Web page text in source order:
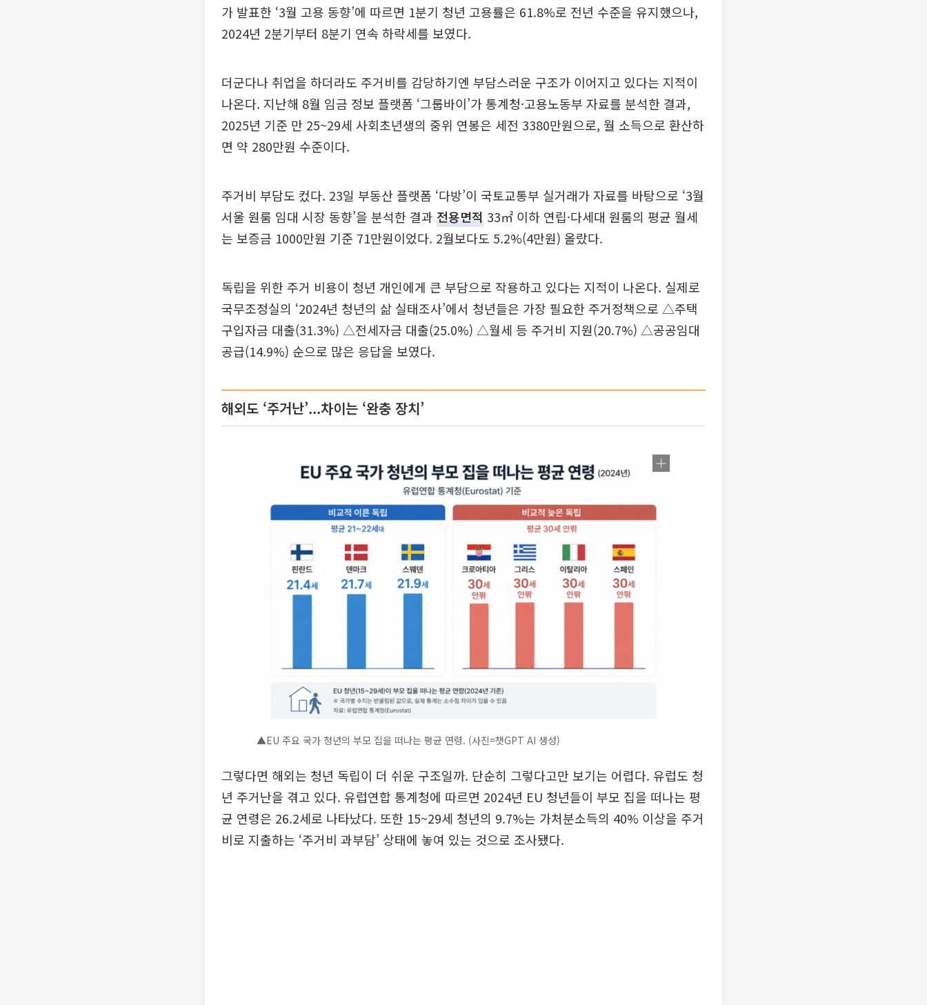
가 발표한 ‘3월 고용 동향’에 따르면 1분기 청년 고용률은 61.8%로 전년 수준을 유지했으나,
2024년 2분기부터 8분기 연속 하락세를 보였다.
더군다나 취업을 하더라도 주거비를 감당하기엔 부담스러운 구조가 이어지고 있다는 지적이
나온다. 지난해 8월 임금 정보 플랫폼 ‘그룹바이’가 통계청·고용노동부 자료를 분석한 결과,
2025년 기준 만 25~29세 사회초년생의 중위 연봉은 세전 3380만원으로, 월 소득으로 환산하
면 약 280만원 수준이다.
주거비 부담도 컸다. 23일 부동산 플랫폼 ‘다방’이 국토교통부 실거래가 자료를 바탕으로 ‘3월
서울 원룸 임대 시장 동향’을 분석한 결과 전용면적 33㎡ 이하 연립·다세대 원룸의 평균 월세
는 보증금 1000만원 기준 71만원이었다. 2월보다도 5.2%(4만원) 올랐다.
독립을 위한 주거 비용이 청년 개인에게 큰 부담으로 작용하고 있다는 지적이 나온다. 실제로
국무조정실의 ‘2024년 청년의 삶 실태조사’에서 청년들은 가장 필요한 주거정책으로 △주택
구입자금 대출(31.3%) △전세자금 대출(25.0%) △월세 등 주거비 지원(20.7%) △공공임대
공급(14.9%) 순으로 많은 응답을 보였다.
해외도 ‘주거난’...차이는 ‘완충 장치’
▲EU 주요 국가 청년의 부모 집을 떠나는 평균 연령. (사진=챗GPT AI 생성)
그렇다면 해외는 청년 독립이 더 쉬운 구조일까. 단순히 그렇다고만 보기는 어렵다. 유럽도 청
년 주거난을 겪고 있다. 유럽연합 통계청에 따르면 2024년 EU 청년들이 부모 집을 떠나는 평
균 연령은 26.2세로 나타났다. 또한 15~29세 청년의 9.7%는 가처분소득의 40% 이상을 주거
비로 지출하는 ‘주거비 과부담’ 상태에 놓여 있는 것으로 조사됐다.